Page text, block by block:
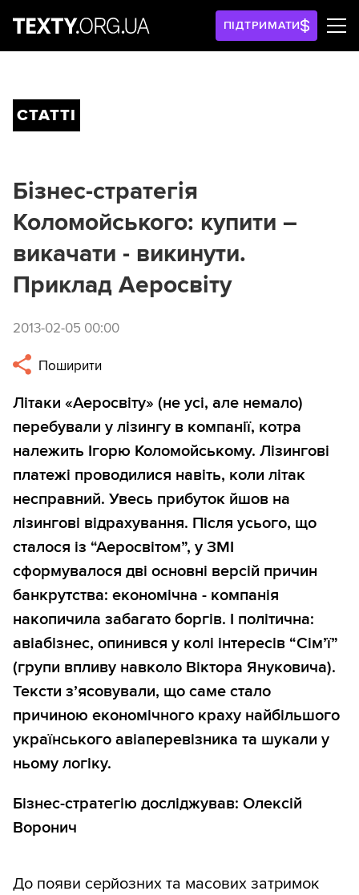
ПІДТРИМАТИ
СТАТТІ
Бізнес-стратегія
Коломойського: купити –
викачати - викинути.
Приклад Аеросвіту
2013-02-05 00:00
Поширити
Літаки «Аеросвіту» (не усі, але немало)
перебували у лізингу в компанії, котра
належить Ігорю Коломойському. Лізингові
платежі проводилися навіть, коли літак
несправний. Увесь прибуток йшов на
лізингові відрахування. Після усього, що
сталося із “Аеросвітом”, у ЗМІ
сформувалося дві основні версій причин
банкрутства: економічна - компанія
накопичила забагато боргів. І політична:
авіабізнес, опинився у колі інтересів “Сім’ї”
(групи впливу навколо Віктора Януковича).
Тексти з’ясовували, що саме стало
причиною економічного краху найбільшого
українського авіаперевізника та шукали у
ньому логіку.
Бізнес-стратегію досліджував: Олексій
Воронич
До появи серйозних та масових затримок